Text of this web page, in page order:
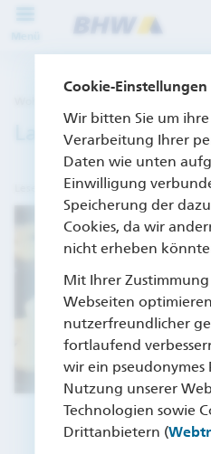
Direkt zur
Direkt zur Suche
Cookie-Einstellungen
Wir bitten Sie um
Verarbeitung Ihrer
Daten wie unten
Einwilligung
Speicherung der
Cookies, da wir
nicht erheben
Mit Ihrer
Webseiten
nutzerfreundlicher
fortlaufend
wir ein pseudonymes
Nutzung unserer
Technologien sowie
Drittanbietern (
Last-Minute
Lesedauer: ca. 2 Minuten